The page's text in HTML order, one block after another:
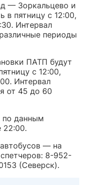
— Зоркальцево и
в пятницу с 12:00,
Интервал
периоды
ПАТП будут
с 12:00,
Интервал
от 45 до 60
по данным
22:00.
— на
8-952-
(Северск).